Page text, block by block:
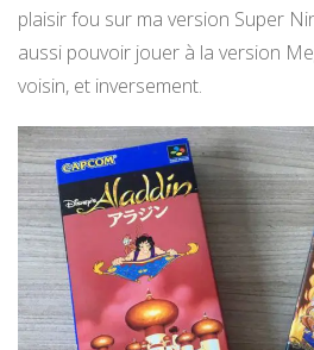
plaisir fou sur ma version Super
aussi pouvoir jouer à la version
voisin, et inversement.